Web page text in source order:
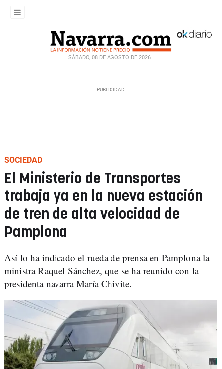
SÁBADO, 08 DE AGOSTO DE 2026
SOCIEDAD
El Ministerio de Transportes
trabaja ya en la nueva estación
de tren de alta velocidad de
Pamplona
Así lo ha indicado el rueda de prensa en Pamplona la
ministra Raquel Sánchez, que se ha reunido con la
presidenta navarra María Chivite.